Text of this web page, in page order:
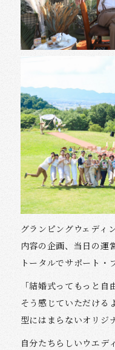
グランピングウェディ
内容の企画、当日の運
トータルでサポート・
「結婚式ってもっと自
そう感じていただける
型にはまらないオリジ
自分たちらしいウエデ